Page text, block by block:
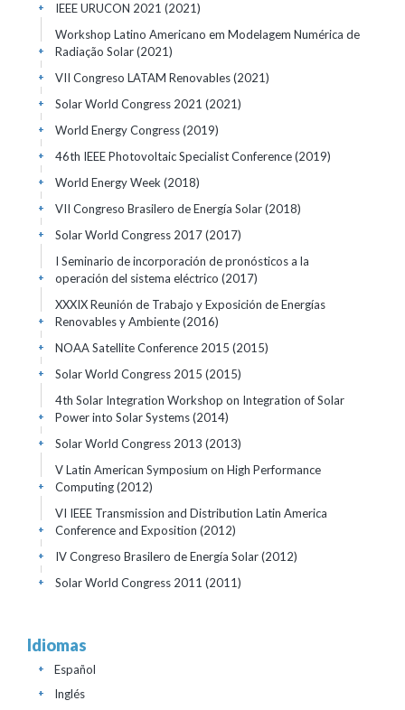
IEEE URUCON 2021 (2021)
+
Workshop Latino Americano em Modelagem Numérica de
Radiação Solar(2021)
+
VII Congreso LATAM Renovables(2021)
+
Solar World Congress 2021 (2021)
+
World Energy Congress(2019)
+
46th IEEE Photovoltaic Specialist Conference(2019)
+
World Energy Week (2018)
+
VII Congreso Brasilero de Energía Solar(2018)
+
Solar World Congress 2017(2017)
+
I Seminario de incorporación de pronósticos a la
operación del sistema eléctrico (2017)
+
XXXIX Reunión de Trabajo y Exposición de Energías
Renovables y Ambiente(2016)
+
NOAA Satellite Conference 2015 (2015)
+
Solar World Congress 2015 (2015)
+
4th Solar Integration Workshop on Integration of Solar
Power into Solar Systems(2014)
+
Solar World Congress 2013 (2013)
+
V Latin American Symposium on High Performance
Computing(2012)
+
VI IEEE Transmission and Distribution Latin America
Conference and Exposition (2012)
+
IV Congreso Brasilero de Energía Solar(2012)
+
Solar World Congress 2011 (2011)
+
Idiomas
Español
+
Inglés
+